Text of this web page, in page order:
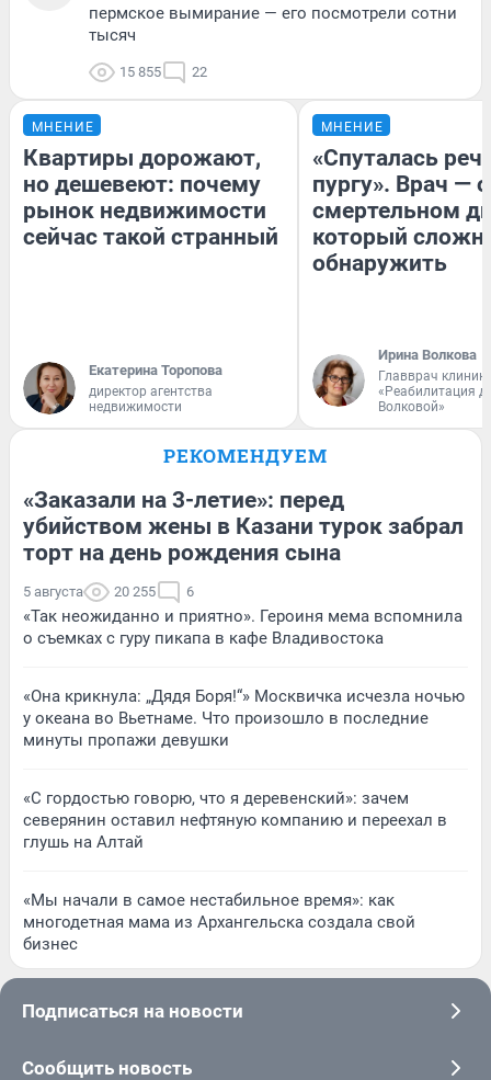
пермское вымирание — его посмотрели сотни
тысяч
15 855 22
МНЕНИЕ
Квартиры дорожают,
но дешевеют: почему
рынок недвижимости
сейчас такой странный
Екатерина Торопова
директор агентства
недвижимости
МНЕНИЕ
«Спуталась
пургу». Врач — о
смертельном
который
обнаружить
Ирина Волкова
Главврач
«Реабилитация
Волковой»
РЕКОМЕНДУЕМ
«Заказали на 3-летие»: перед
убийством жены в Казани турок забрал
торт на день рождения сына
5 августа 20 255 6
«Так неожиданно и приятно». Героиня мема вспомнила
о съемках с гуру пикапа в кафе Владивостока
«Она крикнула: „Дядя Боря!“» Москвичка исчезла ночью
у океана во Вьетнаме. Что произошло в последние
минуты пропажи девушки
«С гордостью говорю, что я деревенский»: зачем
северянин оставил нефтяную компанию и переехал в
глушь на Алтай
«Мы начали в самое нестабильное время»: как
многодетная мама из Архангельска создала свой
бизнес
Подписаться на новости
Сообщить новость